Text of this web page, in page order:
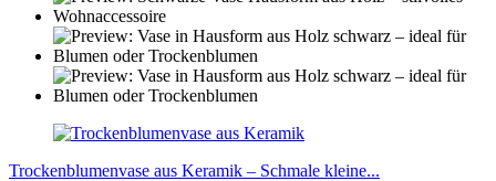
Trockenblumenvase aus Keramik – Schmale kleine...